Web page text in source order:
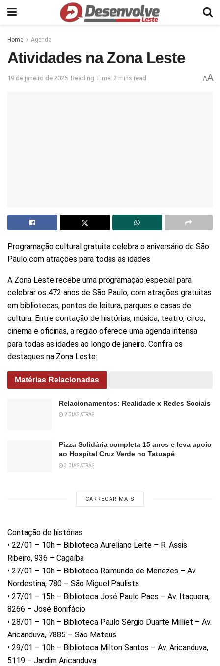
Home Agenda
Atividades na Zona Leste
19 de janeiro de 2026 Reading Time: 2 mins read AA
Programação cultural gratuita celebra o aniversário de São
Paulo com atrações para todas as idades
A Zona Leste recebe uma programação especial para
celebrar os 472 anos de São Paulo, com atrações gratuitas
em bibliotecas, pontos de leitura, parques e casas de
cultura. Entre contação de histórias, música, teatro, circo,
cinema e oficinas, a região oferece uma agenda intensa
para todas as idades ao longo de janeiro. Confira os
destaques na Zona Leste:
Matérias Relacionadas
Relacionamentos: Realidade x Redes Sociais
2 DIAS ATRÁS
Pizza Solidária completa 15 anos e leva apoio
ao Hospital Cruz Verde no Tatuapé
3 DIAS ATRÁS
CARREGAR MAIS
Contação de histórias
• 22/01 – 10h – Biblioteca Aureliano Leite – R. Assis
Ribeiro, 936 – Cagaíba
• 27/01 – 10h – Biblioteca Raimundo de Menezes – Av.
Nordestina, 780 – São Miguel Paulista
• 27/01 – 15h – Biblioteca José Paulo Paes – Av. Itaquera,
8266 – José Bonifácio
• 28/01 – 10h – Biblioteca Paulo Sérgio Duarte Milliet – Av.
Aricanduva, 7885 – São Mateus
• 29/01 – 10h – Biblioteca Milton Santos – Av. Aricanduva,
5119 – Jardim Aricanduva